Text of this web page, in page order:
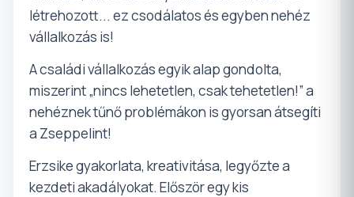
létrehozott... ez csodálatos és egyben nehéz
vállalkozás is!
A családi vállalkozás egyik alap gondolta,
miszerint „nincs lehetetlen, csak tehetetlen!” a
nehéznek tűnő problémákon is gyorsan átsegíti
a Zseppelint!
Erzsike gyakorlata, kreativitása, legyőzte a
kezdeti akadályokat. Először egy kis